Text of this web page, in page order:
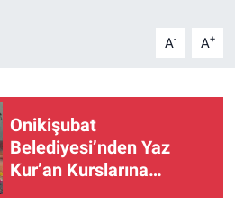
A- A+
Onikişubat
Belediyesi’nden Yaz
Kur’an Kurslarına
‘Camiler Çiçek Açtı’ ile